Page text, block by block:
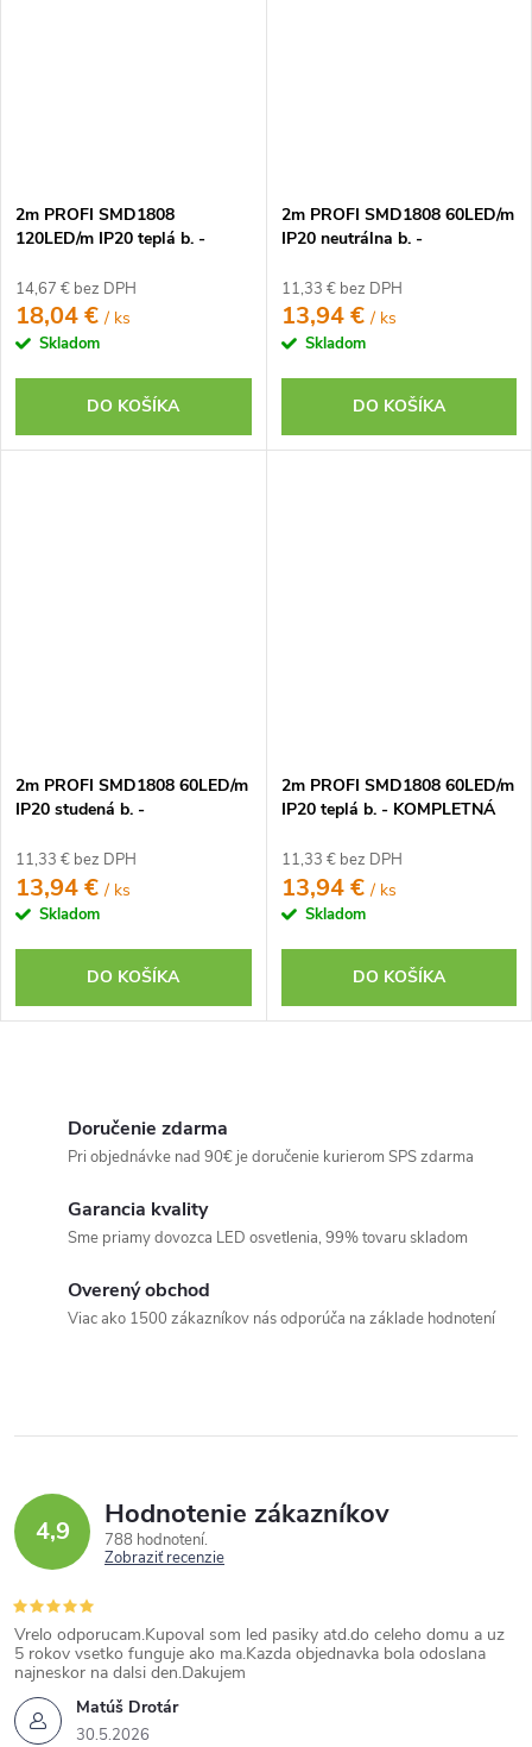
2m PROFI SMD1808
120LED/m IP20 teplá b. -
14,67 € bez DPH
18,04 €/ ks
Skladom
DO KOŠÍKA
2m PROFI SMD1808 60LED/m
IP20 neutrálna b. -
11,33 € bez DPH
13,94 €/ ks
Skladom
DO KOŠÍKA
2m PROFI SMD1808 60LED/m
IP20 studená b. -
11,33 € bez DPH
13,94 €/ ks
Skladom
DO KOŠÍKA
2m PROFI SMD1808 60LED/m
IP20 teplá b. - KOMPLETNÁ
11,33 € bez DPH
13,94 €/ ks
Skladom
DO KOŠÍKA
y
v
p
i
s
u
Doručenie zdarma
Pri objednávke nad 90€ je doručenie kurierom SPS zdarma
Garancia kvality
Sme priamy dovozca LED osvetlenia, 99% tovaru skladom
Overený obchod
Viac ako 1500 zákazníkov nás odporúča na základe hodnotení
4,9 Hodnotenie zákazníkov
788 hodnotení
Zobraziť recenzie
Matúš Drotár
30.5.2026
Vrelo odporucam.Kupoval som led pasiky atd.do celeho domu a uz
5 rokov vsetko funguje ako ma.Kazda objednavka bola odoslana
najneskor na dalsi den.Dakujem